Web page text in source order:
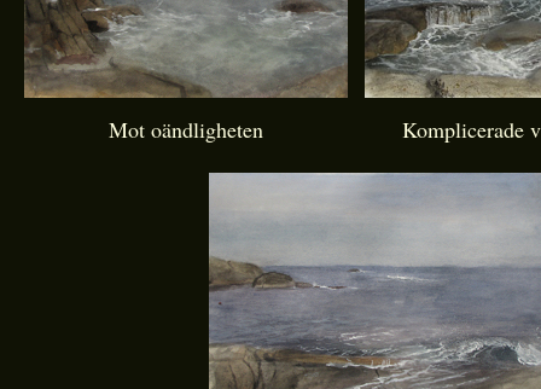
Mot oändligheten Komplicerade